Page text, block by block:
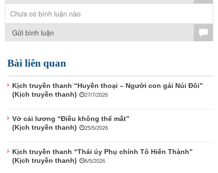
Chưa có bình luận nào
Gửi bình luận
Bài liên quan
Kịch truyền thanh “Huyền thoại – Người con gái Núi Đôi”
(Kịch truyền thanh)
27/7/2026
Vở cải lương “Điều không thể mất”
(Kịch truyền thanh)
25/5/2026
Kịch truyền thanh “Thái úy Phụ chính Tô Hiến Thành”
(Kịch truyền thanh)
6/5/2026